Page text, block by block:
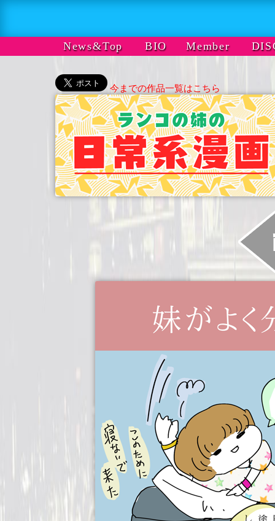
News&Top BIO Member
今までの作品一覧はこちら